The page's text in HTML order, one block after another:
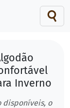
Inverno
disponíveis, o